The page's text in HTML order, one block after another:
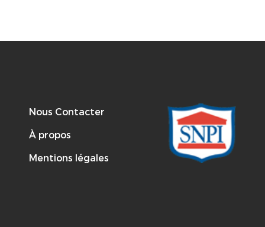
Nous Contacter
À propos
Mentions légales